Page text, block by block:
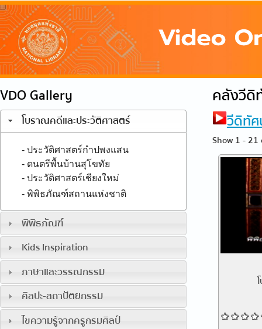
คลังวีดิ
วีดิทั
Show 1 -
VDO Gallery
โบราณคดีและประวัติศาสตร์
- ประวัติศาสตร์กำปพงแสน
- ดนตรีพื้นบ้านสุโขทัย
- ประวัติศาสตร์เชียงใหม่
- พิพิธภัณฑ์สถานแห่งชาติ
พิพิธภัณฑ์
Kids Inspiration
ภาษาและวรรณกรรม
ศิลปะ-สถาปัตยกรรม
ไขความรู้จากครูกรมศิลป์